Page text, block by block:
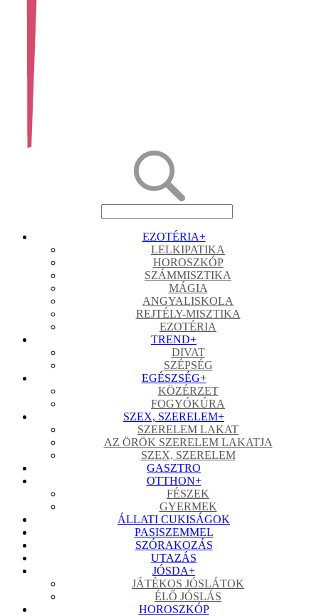
EZOTÉRIA+
LELKIPATIKA
HOROSZKÓP
SZÁMMISZTIKA
MÁGIA
ANGYALISKOLA
REJTÉLY-MISZTIKA
EZOTÉRIA
TREND+
DIVAT
SZÉPSÉG
EGÉSZSÉG+
KÖZÉRZET
FOGYÓKÚRA
SZEX, SZERELEM+
SZERELEM LAKAT
AZ ÖRÖK SZERELEM LAKATJA
SZEX, SZERELEM
GASZTRO
OTTHON+
FÉSZEK
GYERMEK
ÁLLATI CUKISÁGOK
PASISZEMMEL
SZÓRAKOZÁS
UTAZÁS
JÓSDA+
JÁTÉKOS JÓSLÁTOK
ÉLŐ JÓSLÁS
HOROSZKÓP